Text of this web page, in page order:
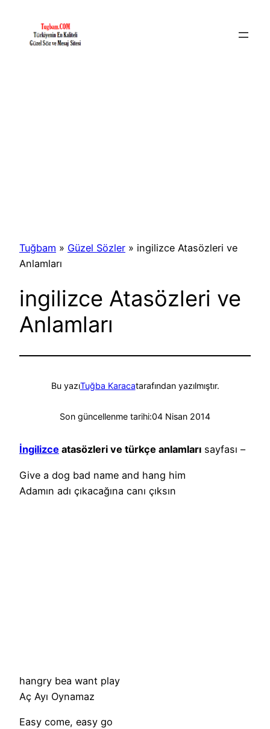
Tuğbam » Güzel Sözler » ingilizce Atasözleri ve
Anlamları
ingilizce Atasözleri ve
Anlamları
Bu yazıTuğba Karacatarafından yazılmıştır.
Son güncellenme tarihi:04 Nisan 2014
İngilizce atasözleri ve türkçe anlamları sayfası –
Give a dog bad name and hang him
Adamın adı çıkacağına canı çıksın
hangry bea want play
Aç Ayı Oynamaz
Easy come, easy go